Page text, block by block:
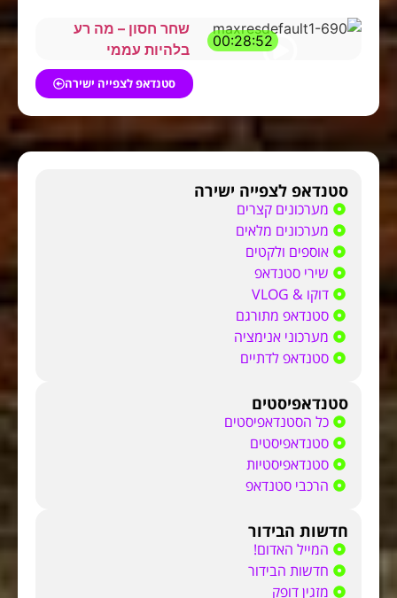
00:28:52
שחר חסון – מה רע
בלהיות עממי
סטנדאפ לצפייה ישירה
סטנדאפ לצפייה ישירה
מערכונים קצרים
מערכונים מלאים
אוספים ולקטים
שירי סטנדאפ
דוקו & VLOG
סטנדאפ מתורגם
מערכוני אנימציה
סטנדאפ לדתיים
סטנדאפיסטים
כל הסטנדאפיסטים
סטנדאפיסטים
סטנדאפיסטיות
הרכבי סטנדאפ
חדשות הבידור
המייל האדום!
חדשות הבידור
מזגין דופק